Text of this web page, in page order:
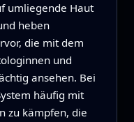
umliegende Haut
heben
die mit dem
und
ansehen. Bei
häufig mit
zu kämpfen, die